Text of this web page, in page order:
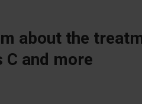
about the
and more